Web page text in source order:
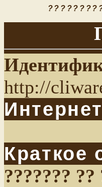
http://
Краткое
???????